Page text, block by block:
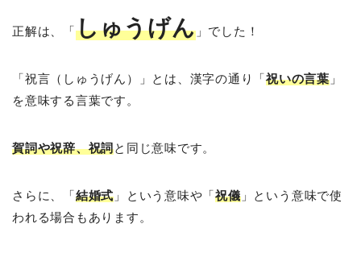
正解は、「しゅうげん」でした！
「祝言（しゅうげん）」とは、漢字の通り「祝いの言葉 」
を意味する言葉です。
賀詞や祝辞、祝詞と同じ意味です。
さらに、「結婚式 」という意味や「祝儀」という意味で使
われる場合もあります。